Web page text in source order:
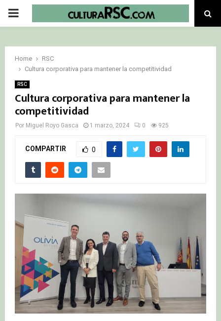
PRIMARY
Home
RSC
Cultura corporativa para mantener la competitividad
RSC
Cultura corporativa para mantener la
competitividad
Por Miguel Royo Gasca 1 marzo, 2024 0 925
COMPARTIR 0